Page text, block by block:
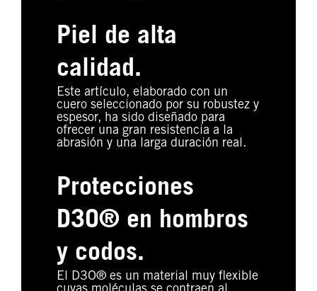
Piel de alta
calidad.
Este artículo, elaborado con un
cuero seleccionado por su robustez y
espesor, ha sido diseñado para
ofrecer una gran resistencia a la
abrasión y una larga duración real.
Protecciones
D3O® en hombros
y codos.
El D3O® es un material muy flexible